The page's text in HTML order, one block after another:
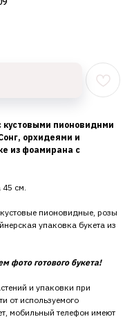
кустовыми пионовиднми
орхидеями и
из фоамирана с
см.
пионовидные, розы
упаковка букета из
фото готового букета!
и упаковки при
от используемого
мобильный телефон имеют